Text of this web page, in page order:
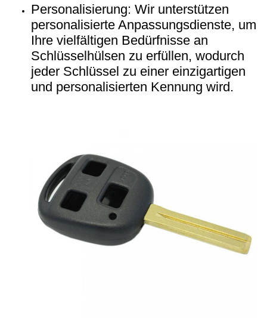
Personalisierung: Wir unterstützen
personalisierte Anpassungsdienste, um
Ihre vielfältigen Bedürfnisse an
Schlüsselhülsen zu erfüllen, wodurch
jeder Schlüssel zu einer einzigartigen
und personalisierten Kennung wird.